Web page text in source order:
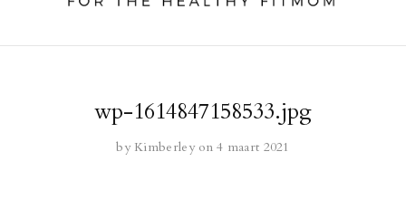
wp-1614847158533.jpg
by Kimberley on 4 maart 2021